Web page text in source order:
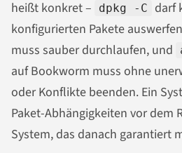
heißt konkret –
dpkg -C
darf
konfigurierten Pakete
muss sauber durchlaufen, und
auf Bookworm muss ohne
oder Konflikte beenden. Ein
Paket-Abhängigkeiten vor dem
System, das danach garantiert